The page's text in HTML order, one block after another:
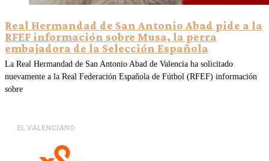
Real Hermandad de San Antonio Abad pide a la
RFEF información sobre Musa, la perra
embajadora de la Selección Española
La Real Hermandad de San Antonio Abad de Valencia ha solicitado
nuevamente a la Real Federación Española de Fútbol (RFEF) información
sobre
EL VALENCIANO